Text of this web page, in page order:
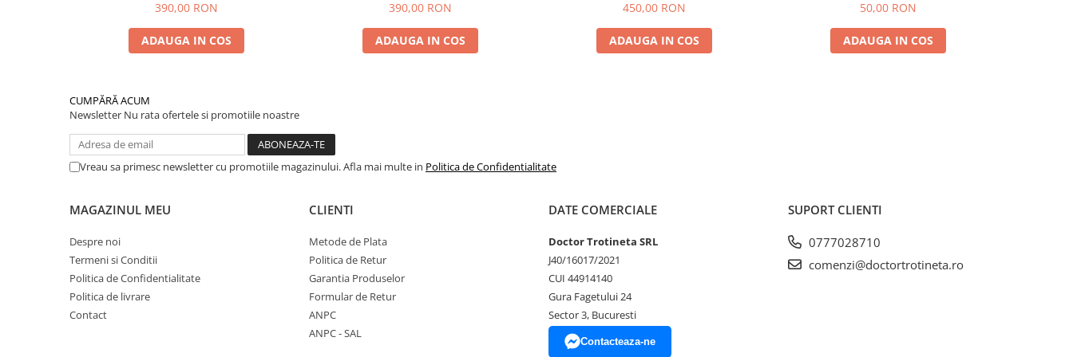
390,00 RON
ADAUGA IN COS
390,00 RON
ADAUGA IN COS
Made in Thailand
450,00 RON
ADAUGA IN COS
50,00 RON
ADAUGA IN COS
CUMPĂRĂ ACUM
Newsletter Nu rata ofertele si promotiile noastre
Vreau sa primesc newsletter cu promotiile magazinului. Afla mai multe in Politica de Confidentialitate
MAGAZINUL MEU
Despre noi
Termeni si Conditii
Politica de Confidentialitate
Politica de livrare
Contact
CLIENTI
Metode de Plata
Politica de Retur
Garantia Produselor
Formular de Retur
ANPC
ANPC - SAL
DATE COMERCIALE
Doctor Trotineta SRL
J40/16017/2021
CUI 44914140
Gura Fagetului 24
Sector 3, Bucuresti
Contacteaza-ne
SUPORT CLIENTI
0777028710
comenzi@doctortrotineta.ro